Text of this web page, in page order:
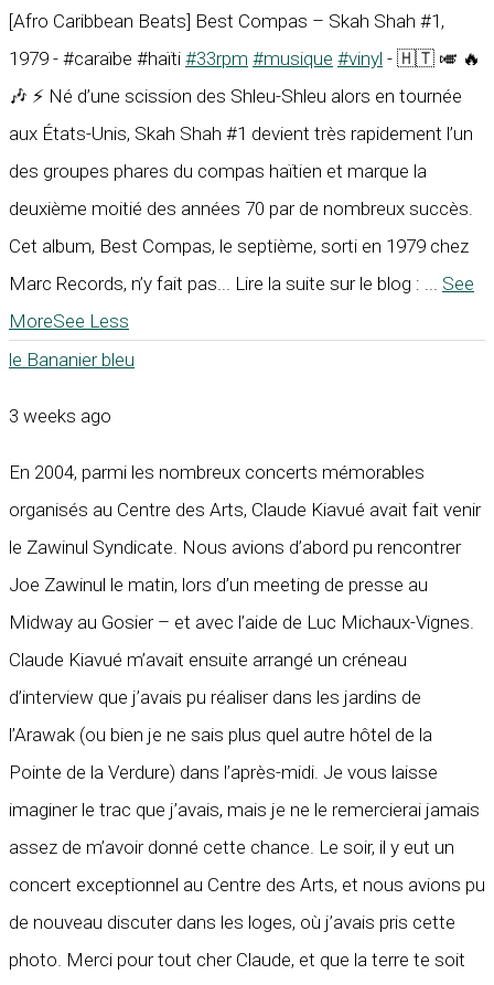
[Afro Caribbean Beats] Best Compas – Skah Shah #1,
1979 - #caraïbe #haïti #33rpm #musique #vinyl - 🇭🇹 🎺 🔥
🎶 ⚡ Né d’une scission des Shleu-Shleu alors en tournée
aux États-Unis, Skah Shah #1 devient très rapidement l’un
des groupes phares du compas haïtien et marque la
deuxième moitié des années 70 par de nombreux succès.
Cet album, Best Compas, le septième, sorti en 1979 chez
Marc Records, n’y fait pas... Lire la suite sur le blog :
See
MoreSee Less
le Bananier bleu
3 weeks ago
En 2004, parmi les nombreux concerts mémorables
organisés au Centre des Arts, Claude Kiavué avait fait venir
le Zawinul Syndicate. Nous avions d’abord pu rencontrer
Joe Zawinul le matin, lors d’un meeting de presse au
Midway au Gosier – et avec l’aide de Luc Michaux-Vignes.
Claude Kiavué m’avait ensuite arrangé un créneau
d’interview que j’avais pu réaliser dans les jardins de
l’Arawak (ou bien je ne sais plus quel autre hôtel de la
Pointe de la Verdure) dans l’après-midi. Je vous laisse
imaginer le trac que j’avais, mais je ne le remercierai jamais
assez de m’avoir donné cette chance. Le soir, il y eut un
concert exceptionnel au Centre des Arts, et nous avions pu
de nouveau discuter dans les loges, où j’avais pris cette
photo. Merci pour tout cher Claude, et que la terre te soit